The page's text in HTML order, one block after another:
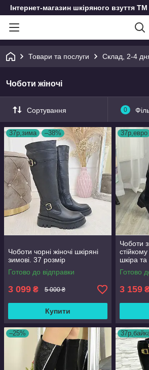
Інтернет-магазин шкіряного взуття
Товари та послуги Склад, 2-4
Чоботи жіночі
Сортування 0
37р,зима –38%
Чоботи чорні жіночі шкіряні
зимові. 37 розмір
Готово до відправки
3 099 ₴ 5 000 ₴
Купити
37р,евро
Чоботи
шкіра
Готово
3 159
–25%